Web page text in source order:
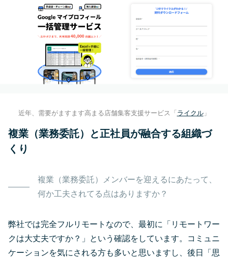
近年、需要がますます高まる店舗集客支援サービス「 ライクル」
複業（業務委託）と正社員が融合する組織づ
くり
複業（業務委託）メンバーを迎えるにあたって、
何か工夫されてる点はありますか？
弊社では完全フルリモートなので、最初に「リモートワー
クは大丈夫ですか？」という確認をしています。コミュニ
ケーションを気にされる方も多いと思いますし、後日「思